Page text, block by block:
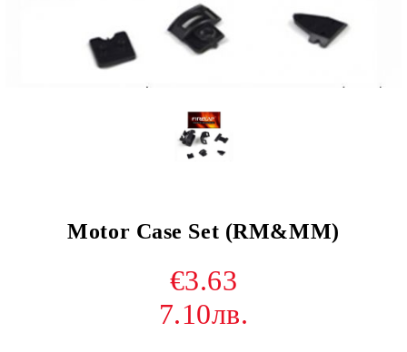
Motor Case Set (RM&MM)
€3.63
7.10лв.